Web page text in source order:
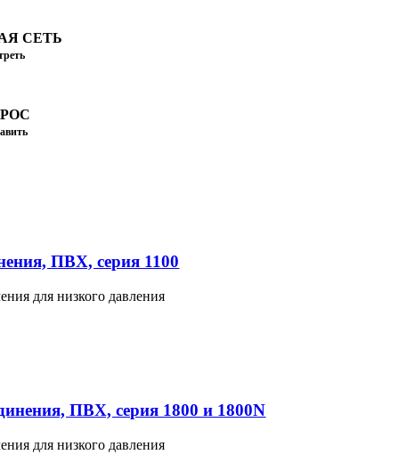
СЕТЬ
ПВХ, серия 1100
для низкого давления
ПВХ, серия 1800 и 1800N
для низкого давления